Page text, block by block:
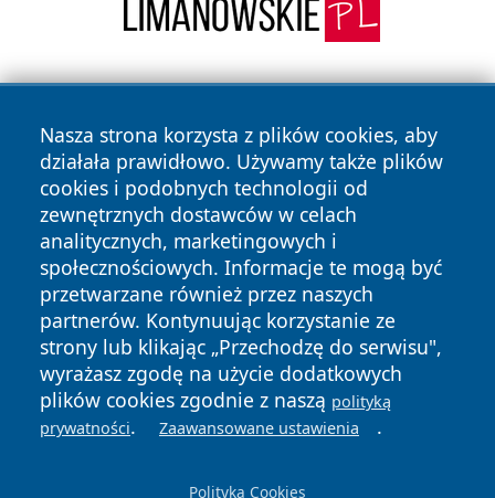
Nasza strona korzysta z plików cookies, aby
działała prawidłowo. Używamy także plików
cookies i podobnych technologii od
zewnętrznych dostawców w celach
analitycznych, marketingowych i
społecznościowych. Informacje te mogą być
przetwarzane również przez naszych
partnerów. Kontynuując korzystanie ze
strony lub klikając „Przechodzę do serwisu",
wyrażasz zgodę na użycie dodatkowych
plików cookies zgodnie z naszą polityką
prywatności. Zaawansowane ustawienia .
Polityka Cookies
Copyright © 2026 elblagonline.pl Wszystkie prawa
zastrzeżone.
News Autorzy
Polityka
Prywatności
Polityka
Cookies